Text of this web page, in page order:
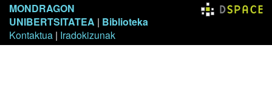
MONDRAGON
UNIBERTSITATEA | Biblioteka
Kontaktua | Iradokizunak